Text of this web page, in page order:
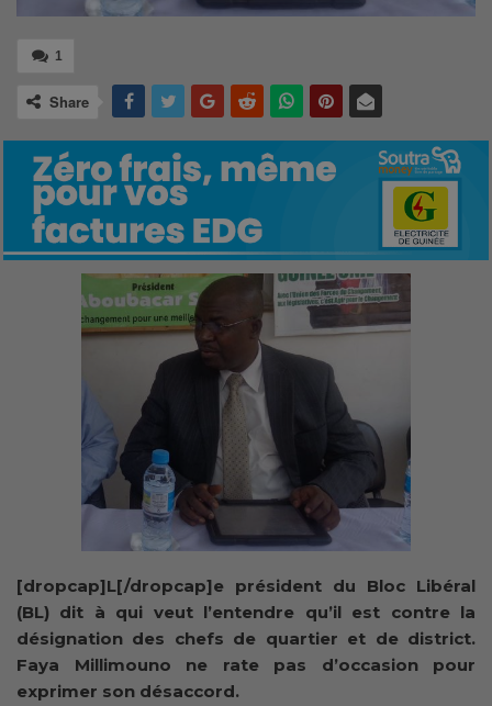
1
Share
[dropcap]L[/dropcap]e président du Bloc Libéral
(BL) dit à qui veut l’entendre qu’il est contre la
désignation des chefs de quartier et de district.
Faya Millimouno ne rate pas d’occasion pour
exprimer son désaccord.